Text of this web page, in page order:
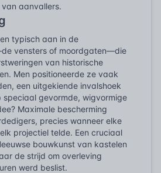
aanvallers.
typisch aan in de
vensters of moordgaten—die
van historische
Men positioneerde ze vaak
een uitgekiende invalshoek
speciaal gevormde, wigvormige
Maximale bescherming
precies wanneer elke
projectiel telde. Een cruciaal
bouwkunst van kastelen
de strijd om overleving
werd beslist.